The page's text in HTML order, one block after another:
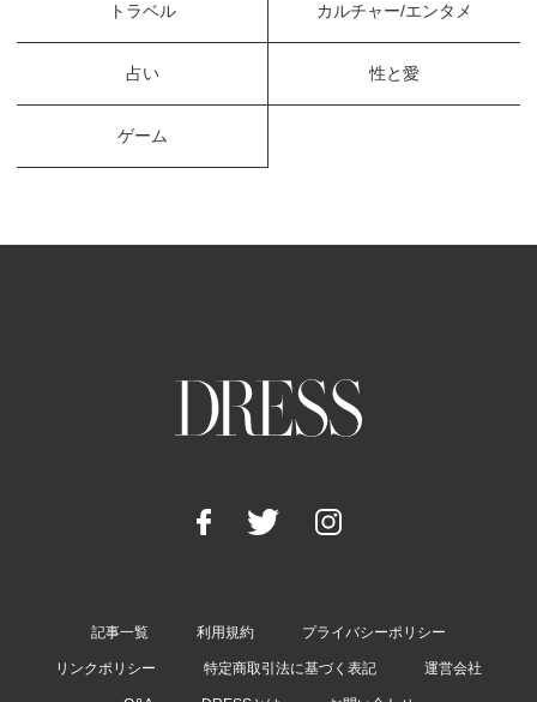
トラベル カルチャー/エンタメ
占い 性と愛
ゲーム
記事一覧 利用規約 プライバシーポリシー
リンクポリシー 特定商取引法に基づく表記 運営会社